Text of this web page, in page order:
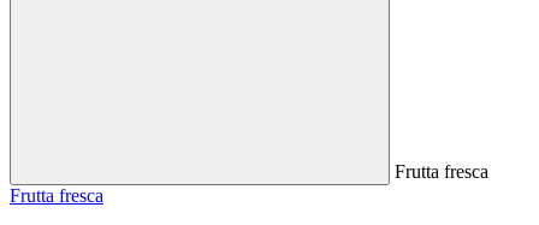
Frutta fresca
Frutta fresca